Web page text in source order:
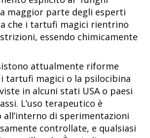
maggior parte degli esperti
che i tartufi magici rientrino
essendo chimicamente
attualmente riforme
tartufi magici o la psilocibina
in alcuni stati USA o paesi
L’uso terapeutico è
all’interno di sperimentazioni
controllate, e qualsiasi